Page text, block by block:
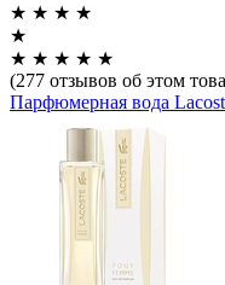
★ ★ ★ ★
★
★ ★ ★ ★ ★
(277 отзывов об этом
Парфюмерная вода